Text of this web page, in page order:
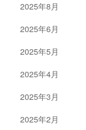
2025年8月
2025年6月
2025年5月
2025年4月
2025年3月
2025年2月